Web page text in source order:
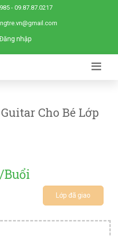
- 09.87.87.0217
nhập
Cho Bé Lớp
Buổi
Lớp đã giao